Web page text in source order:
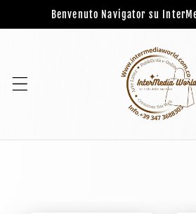
Benvenuto Navigator su